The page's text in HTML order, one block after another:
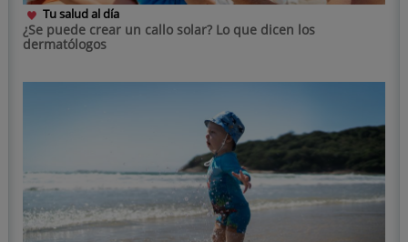
Tu salud al día
¿Se puede crear un callo solar? Lo que dicen los
dermatólogos